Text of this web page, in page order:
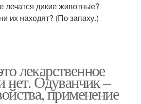
лечатся дикие животные?
их находят? (По запаху.)
лекарственное
нет. Одуванчик –
применение